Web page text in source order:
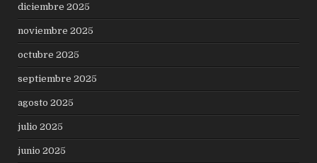
diciembre 2025
noviembre 2025
octubre 2025
septiembre 2025
agosto 2025
julio 2025
junio 2025